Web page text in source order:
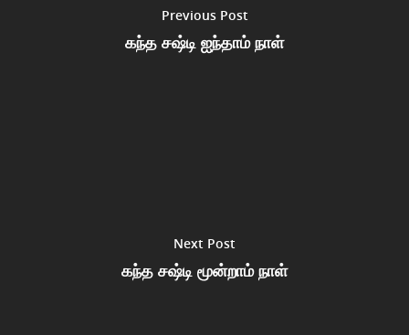
Previous Post
கந்த சஷ்டி ஐந்தாம் நாள்
Next Post
கந்த சஷ்டி மூன்றாம் நாள்